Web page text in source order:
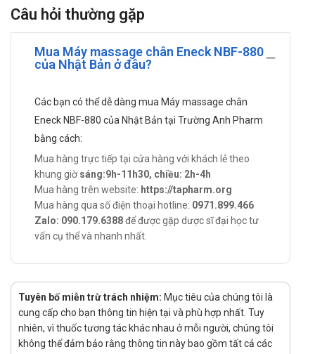
Là thiết bị y tế chăm sóc sức khỏe gia đình bạn ở nhà.
Người dùng được thư giãn, tận hưởng cảm giác sảng khoái
ngày tại gia đình
Chính hãng Eneck.
Sản phẩm tương tự
Nệm Massage Toàn Thân Bella 10 Động Cơ + Máy Massage
Vật Lý Trị Liệu 8 Miếng Dán
Nệm Massage Toàn Thân Bella 10 Động Cơ + Máy Massage
Vật Lý Trị Liệu 4 Miếng Dán
Máy đấm lưng PL-902
Máy xoa bóp lưng hồng ngoại PL-906
Câu hỏi thường gặp
Mua Máy massage chân Eneck NBF-880
của Nhật Bản ở đâu?
Các bạn có thể dễ dàng mua Máy massage chân
Eneck NBF-880 của Nhật Bản tại Trường Anh Pharm
bằng cách:
Mua hàng trực tiếp tại cửa hàng với khách lẻ theo
khung giờsáng:9h-11h30, chiều: 2h-4h
Mua hàng trên website: https://tapharm.org
Mua hàng qua số điện thoại hotline: 0971.899.466
Zalo: 090.179.6388để được gặp dược sĩ đại học tư
vấn cụ thể và nhanh nhất.
Tuyên bố miễn trừ trách nhiệm: Mục tiêu của chúng tôi là
cung cấp cho bạn thông tin hiện tại và phù hợp nhất. Tuy
nhiên, vì thuốc tương tác khác nhau ở mỗi người, chúng tôi
không thể đảm bảo rằng thông tin này bao gồm tất cả các